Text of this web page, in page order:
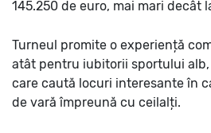
145.250 de euro, mai mari decât
Turneul promite o experiență
atât pentru iubitorii sportului
care caută locuri interesante în
de vară împreună cu ceilalți.